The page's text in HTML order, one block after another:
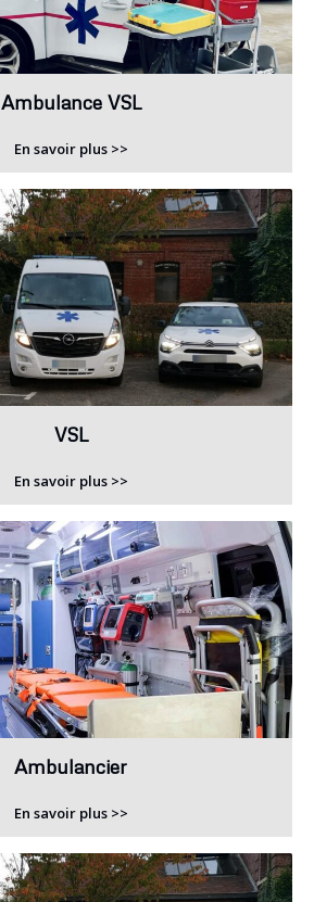
Ambulance VSL
En savoir plus >>
VSL
En savoir plus >>
Ambulancier
En savoir plus >>